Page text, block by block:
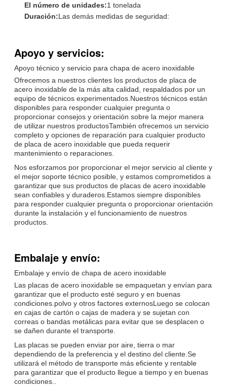
El número de unidades:1 tonelada
Duración:Las demás medidas de seguridad:
Apoyo y servicios:
Apoyo técnico y servicio para chapa de acero inoxidable
Ofrecemos a nuestros clientes los productos de placa de
acero inoxidable de la más alta calidad, respaldados por un
equipo de técnicos experimentados.Nuestros técnicos están
disponibles para responder cualquier pregunta o
proporcionar consejos y orientación sobre la mejor manera
de utilizar nuestros productosTambién ofrecemos un servicio
completo y opciones de reparación para cualquier producto
de placa de acero inoxidable que pueda requerir
mantenimiento o reparaciones.
Nos esforzamos por proporcionar el mejor servicio al cliente y
el mejor soporte técnico posible, y estamos comprometidos a
garantizar que sus productos de placas de acero inoxidable
sean confiables y duraderos.Estamos siempre disponibles
para responder cualquier pregunta o proporcionar orientación
durante la instalación y el funcionamiento de nuestros
productos.
Embalaje y envío:
Embalaje y envío de chapa de acero inoxidable
Las placas de acero inoxidable se empaquetan y envían para
garantizar que el producto esté seguro y en buenas
condiciones.polvo y otros factores externosLuego se colocan
en cajas de cartón o cajas de madera y se sujetan con
correas o bandas metálicas para evitar que se desplacen o
se dañen durante el transporte.
Las placas se pueden enviar por aire, tierra o mar
dependiendo de la preferencia y el destino del cliente.Se
utilizará el método de transporte más eficiente y rentable
para garantizar que el producto llegue a tiempo y en buenas
condiciones..